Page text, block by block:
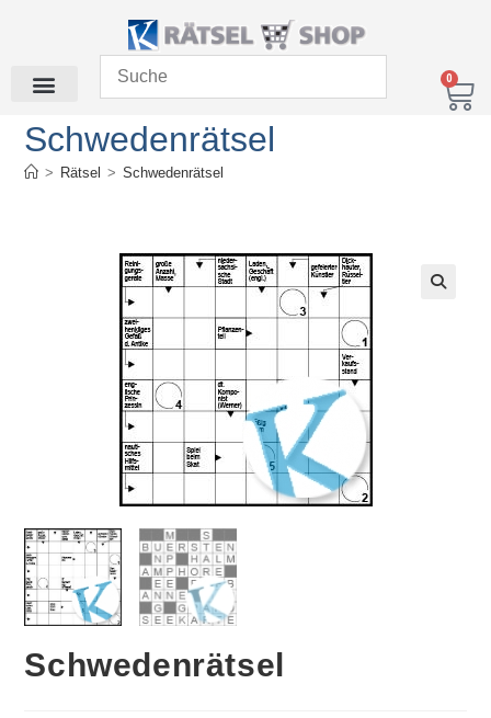
0
Schwedenrätsel
> Rätsel > Schwedenrätsel
Schwedenrätsel